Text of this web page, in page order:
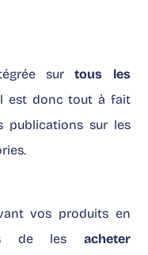
surtous les
l est donc tout à fait
publications sur les
vos produits en
de les acheter